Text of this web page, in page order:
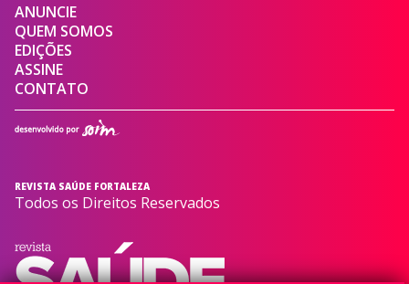
ANUNCIE
QUEM SOMOS
EDIÇÕES
ASSINE
CONTATO
REVISTA SAÚDE FORTALEZA
Todos os Direitos Reservados